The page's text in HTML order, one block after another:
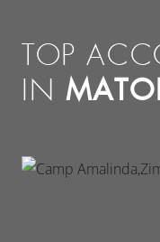
TOP
IN